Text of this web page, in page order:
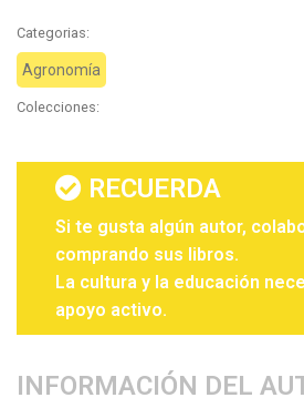
Categorias:
Agronomía
Colecciones:
RECUERDA
Si te gusta algún autor,
comprando sus libros.
La cultura y la educación
apoyo activo.
INFORMACIÓN DEL